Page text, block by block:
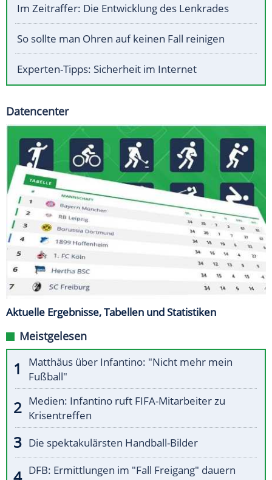
Im Zeitraffer: Die Entwicklung des Lenkrades
So sollte man Ohren auf keinen Fall reinigen
Experten-Tipps: Sicherheit im Internet
Datencenter
Aktuelle Ergebnisse, Tabellen und Statistiken
Meistgelesen
Matthäus über Infantino: "Nicht mehr mein
Fußball"
Medien: Infantino ruft FIFA-Mitarbeiter zu
Krisentreffen
Die spektakulärsten Handball-Bilder
DFB: Ermittlungen im "Fall Freigang" dauern